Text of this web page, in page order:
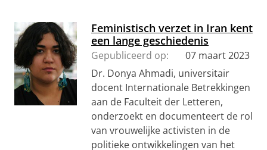
Feministisch verzet in Iran kent
een lange geschiedenis
Gepubliceerd op:
07 maart 2023
Dr. Donya Ahmadi, universitair
docent Internationale Betrekkingen
aan de Faculteit der Letteren,
onderzoekt en documenteert de rol
van vrouwelijke activisten in de
politieke ontwikkelingen van het